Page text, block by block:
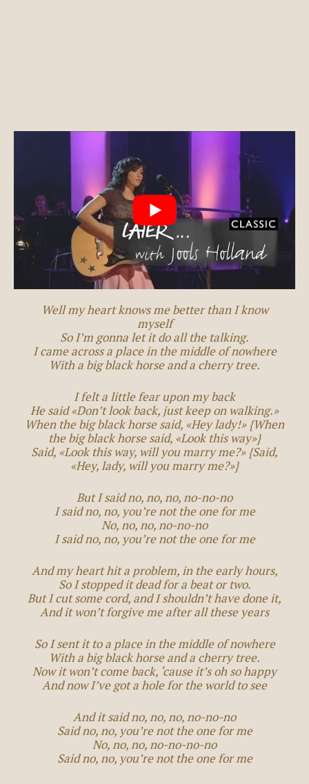
Well my heart knows me better than I know
myself
So I’m gonna let it do all the talking.
I came across a place in the middle of nowhere
With a big black horse and a cherry tree.
I felt a little fear upon my back
He said «Don’t look back, just keep on walking.»
When the big black horse said, «Hey lady!» {When
the big black horse said, «Look this way»}
Said, «Look this way, will you marry me?» {Said,
«Hey, lady, will you marry me?»}
But I said no, no, no, no-no-no
I said no, no, you’re not the one for me
No, no, no, no-no-no
I said no, no, you’re not the one for me
And my heart hit a problem, in the early hours,
So I stopped it dead for a beat or two.
But I cut some cord, and I shouldn’t have done it,
And it won’t forgive me after all these years
So I sent it to a place in the middle of nowhere
With a big black horse and a cherry tree.
Now it won’t come back, ‘cause it’s oh so happy
And now I’ve got a hole for the world to see
And it said no, no, no, no-no-no
Said no, no, you’re not the one for me
No, no, no, no-no-no-no
Said no, no, you’re not the one for me